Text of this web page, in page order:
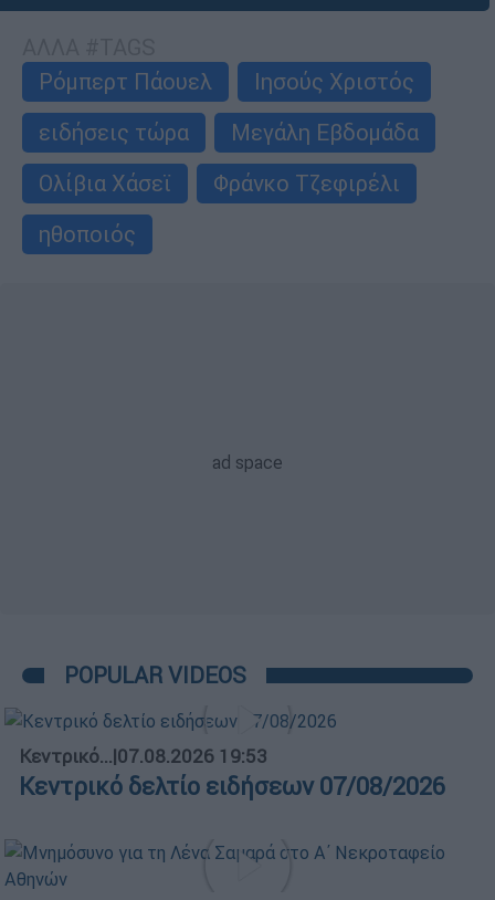
Ρόμπερτ Πάουελ
Ιησούς Χριστός
ειδήσεις τώρα
Μεγάλη Εβδομάδα
Ολίβια Χάσεϊ
Φράνκο Τζεφιρέλι
ηθοποιός
POPULAR VIDEOS
Κεντρικό...|07.08.2026 19:53
Κεντρικό δελτίο ειδήσεων 07/08/2026